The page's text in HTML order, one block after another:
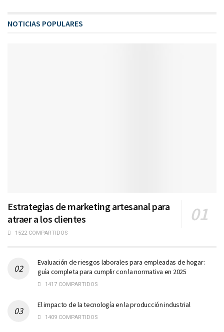
NOTICIAS POPULARES
Estrategias de marketing artesanal para
atraer a los clientes
1522 COMPARTIDOS
Evaluación de riesgos laborales para empleadas de hogar:
guía completa para cumplir con la normativa en 2025
1417 COMPARTIDOS
El impacto de la tecnología en la producción industrial
1409 COMPARTIDOS